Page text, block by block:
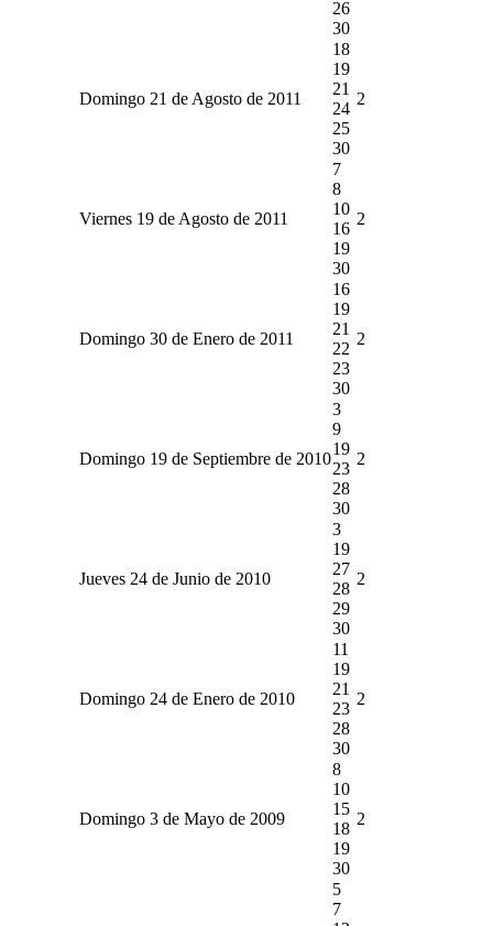
26
30
Domingo 21 de Agosto de 2011
18
19
21
24
25
30
2
Viernes 19 de Agosto de 2011
7
8
10
16
19
30
2
Domingo 30 de Enero de 2011
16
19
21
22
23
30
2
Domingo 19 de Septiembre de 2010
3
9
19
23
28
30
2
Jueves 24 de Junio de 2010
3
19
27
28
29
30
2
Domingo 24 de Enero de 2010
11
19
21
23
28
30
2
Domingo 3 de Mayo de 2009
8
10
15
18
19
30
2
5
7